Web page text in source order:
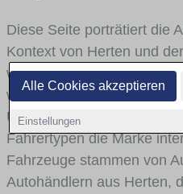
Alle Cookies akzeptieren
Einstellungen
Diese Seite porträtiert die
Kontext von Herten und
welchen Fahrzeugklassen
welche Modellreihen
Umlandverkehr zu sehen
Fahrertypen die Marke
Fahrzeuge stammen von
Autohändlern aus Herten,